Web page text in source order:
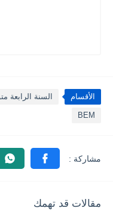
الأقسام السنة الرابعة
BEM
مقالات قد تهمك